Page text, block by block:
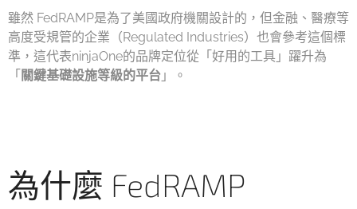
雖然 FedRAMP是為了美國政府機關設計的，但金融、醫療等
高度受規管的企業（Regulated Industries）也會參考這個標
準，這代表ninjaOne的品牌定位從「好用的工具」躍升為
「 關鍵基礎設施等級的平台 」。
為什麼 FedRAMP